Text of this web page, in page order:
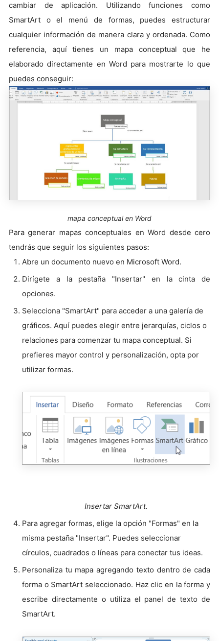
cambiar de aplicación. Utilizando funciones como
SmartArt o el menú de formas, puedes estructurar
cualquier información de manera clara y ordenada. Como
referencia, aquí tienes un mapa conceptual que he
elaborado directamente en Word para mostrarte lo que
puedes conseguir:
mapa conceptual en Word
Para generar mapas conceptuales en Word desde cero
tendrás que seguir los siguientes pasos:
Abre un documento nuevo en Microsoft Word.
Dirígete a la pestaña "Insertar" en la cinta de
opciones.
Selecciona "SmartArt" para acceder a una galería de
gráficos. Aquí puedes elegir entre jerarquías, ciclos o
relaciones para comenzar tu mapa conceptual. Si
prefieres mayor control y personalización, opta por
utilizar formas.
Insertar SmartArt.
Para agregar formas, elige la opción "Formas" en la
misma pestaña "Insertar". Puedes seleccionar
círculos, cuadrados o líneas para conectar tus ideas.
Personaliza tu mapa agregando texto dentro de cada
forma o SmartArt seleccionado. Haz clic en la forma y
escribe directamente o utiliza el panel de texto de
SmartArt.